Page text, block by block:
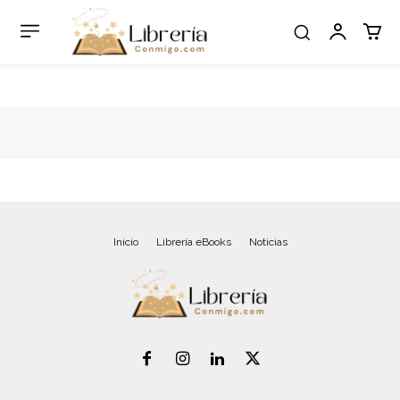
Inicio Librería eBooks Noticias